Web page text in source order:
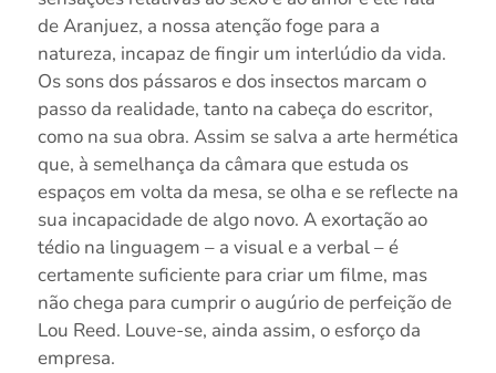
de Aranjuez, a nossa atenção foge para a
natureza, incapaz de fingir um interlúdio da vida.
Os sons dos pássaros e dos insectos marcam o
passo da realidade, tanto na cabeça do escritor,
como na sua obra. Assim se salva a arte hermética
que, à semelhança da câmara que estuda os
espaços em volta da mesa, se olha e se reflecte na
sua incapacidade de algo novo. A exortação ao
tédio na linguagem – a visual e a verbal – é
certamente suficiente para criar um filme, mas
não chega para cumprir o augúrio de perfeição de
Lou Reed. Louve-se, ainda assim, o esforço da
empresa.